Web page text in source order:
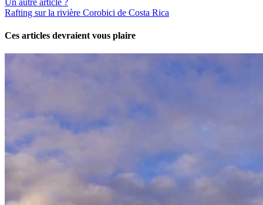
Un autre article ?
Rafting sur la rivière Corobici de Costa Rica
Ces articles devraient vous plaire